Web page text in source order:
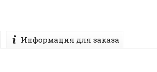
Информация для заказа